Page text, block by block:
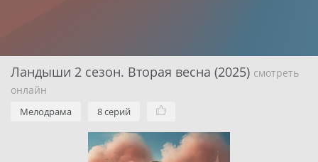
Ландыши 2 сезон. Вторая весна (2025) смотреть
онлайн
Мелодрама 8 серий